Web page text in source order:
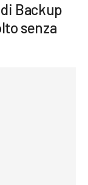
Backup
senza